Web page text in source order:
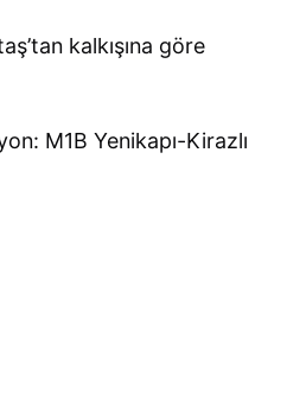
kalkışına göre
M1B Yenikapı-Kirazlı